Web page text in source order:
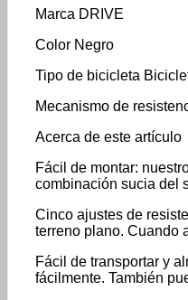
Marca DRIVE
Color Negro
Tipo de bicicleta
Mecanismo de
Acerca de este artículo
Fácil de montar:
combinación sucia del
Cinco ajustes de
terreno plano. Cuando
Fácil de transportar y
fácilmente. También